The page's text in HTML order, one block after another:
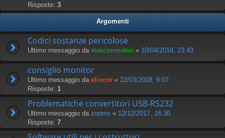
Risposte: 3
Argomenti
Codici sostanze pericolose
Ultimo messaggio da marconmeteo « 10/04/2018, 23:43
consiglio monitor
Ultimo messaggio da eliocor « 22/03/2018, 9:07
Risposte: 1
Problematiche convertitori USB-RS232
Ultimo messaggio da zoomx « 12/12/2017, 16:30
Risposte: 7